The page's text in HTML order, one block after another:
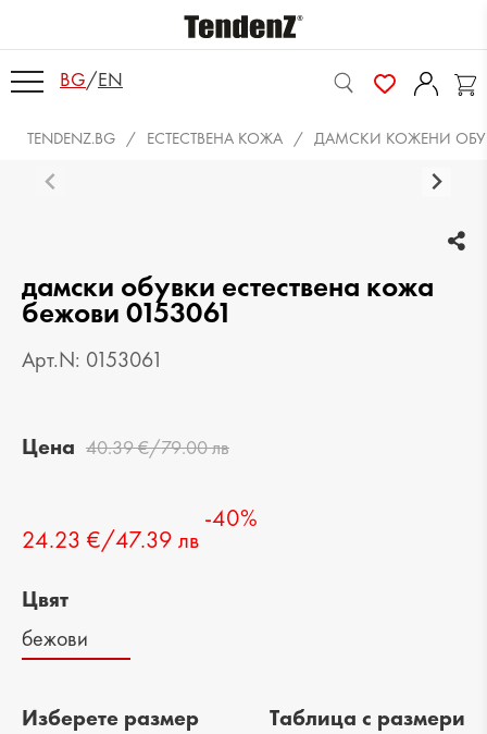
BG/EN
TENDENZ.BG ЕСТЕСТВЕНА КОЖА ДАМСКИ КОЖЕНИ
дамски обувки естествена кожа
бежови 0153061
Арт.N: 0153061
Цена 40.39 €/79.00 лв
24.23 €/47.39 лв
-40%
Цвят
бежови
Изберете размер Tаблица с размери